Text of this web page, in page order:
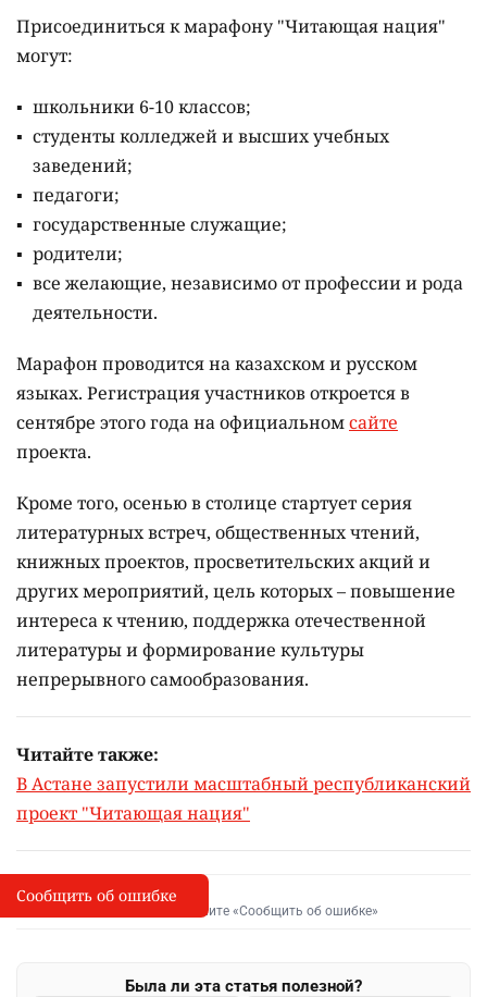
Присоединиться к марафону "Читающая нация"
могут:
школьники 6-10 классов;
студенты колледжей и высших учебных
заведений;
педагоги;
государственные служащие;
родители;
все желающие, независимо от профессии и рода
деятельности.
Марафон проводится на казахском и русском
языках. Регистрация участников откроется в
сентябре этого года на официальномсайте
проекта.
Кроме того, осенью в столице стартует серия
литературных встреч, общественных чтений,
книжных проектов, просветительских акций и
других мероприятий, цель которых –повышение
интереса к чтению, поддержка отечественной
литературы и формирование культуры
непрерывного самообразования.
Читайте также:
В Астане запустили масштабный республиканский
проект "Читающая нация"
I
Сообщить об опечатке
Выделите фрагмент и нажмите «Сообщить об ошибке»
Была ли эта статья полезной?
Сообщить об ошибке